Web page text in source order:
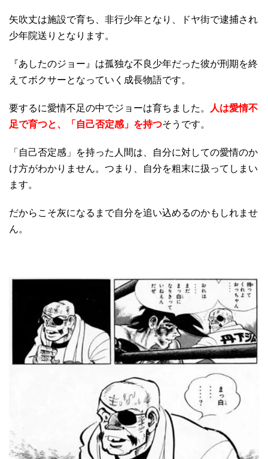
矢吹丈は施設で育ち、非行少年となり、ドヤ街で逮捕され
少年院送りとなります。
『あしたのジョー』は孤独な不良少年だった彼が刑期を終
えてボクサーとなっていく成長物語です。
要するに愛情不足の中でジョーは育ちました。
人は愛情不
足で育つと、「自己否定感」を持つそうです。
「自己否定感」を持った人間は、自分に対しての愛情のか
け方がわかりません。つまり、自分を粗末に扱ってしまい
ます。
だからこそ灰になるまで自分を追い込めるのかもしれませ
ん。